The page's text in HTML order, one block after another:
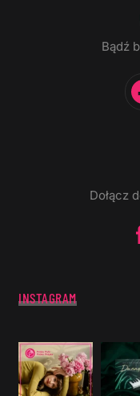
Bądź
Dołącz
INSTAGRAM